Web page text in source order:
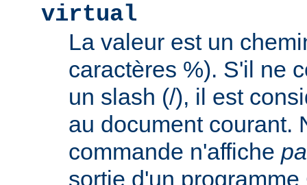
virtual
La valeur est un
caractères %). S'il ne
un slash (/), il est
au document courant.
commande n'affiche
sortie d'un